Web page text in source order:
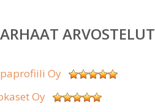
ARVOSTELUT
Oy
Oy